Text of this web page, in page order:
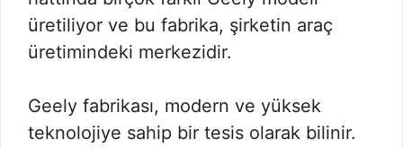
üretiliyor ve bu fabrika, şirketin araç
üretimindeki merkezidir.
Geely fabrikası, modern ve yüksek
teknolojiye sahip bir tesis olarak bilinir.